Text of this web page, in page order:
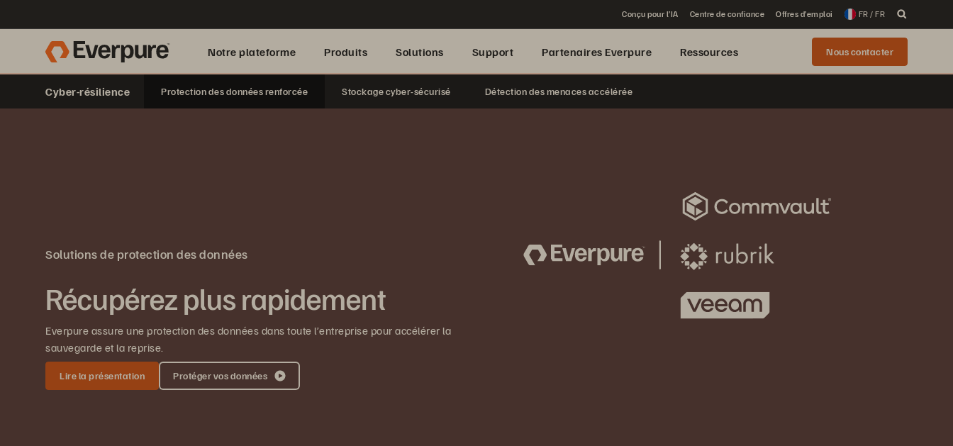
Conçu pour l’IA Centre de confiance Offres d’emploi FR / FR
Notre plateforme Produits Solutions Support Partenaires Everpure Ressources Nous contacter
Cyber-résilience Protection des données renforcée Stockage cyber-sécurisé Détection des menaces accélérée
Solutions de protection des données
Récupérez plus rapidement
Everpure assure une protection des données dans toute l’entreprise pour accélérer la
sauvegarde et la reprise.
Lire la présentation Protéger vos données